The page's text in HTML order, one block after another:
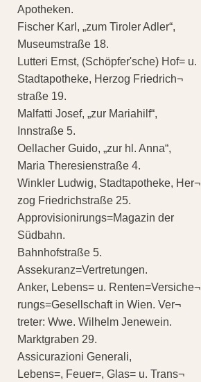
Apotheken.
Fischer Karl, „zum Tiroler Adler“,
Museumstraße 18.
Lutteri Ernst, (Schöpfer'sche) Hof= u.
Stadtapotheke, Herzog Friedrich¬
straße 19.
Malfatti Josef, „zur Mariahilf“,
Innstraße 5.
Oellacher Guido, „zur hl. Anna“,
Maria Theresienstraße 4.
Winkler Ludwig, Stadtapotheke, Her¬
zog Friedrichstraße 25.
Approvisionirungs=Magazin der
Südbahn.
Bahnhofstraße 5.
Assekuranz=Vertretungen.
Anker, Lebens= u. Renten=Versiche¬
rungs=Gesellschaft in Wien. Ver¬
treter: Wwe. Wilhelm Jenewein.
Marktgraben 29.
Assicurazioni Generali,
Lebens=, Feuer=, Glas= u. Trans¬